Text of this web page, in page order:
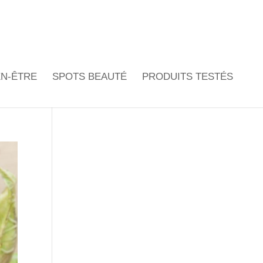
ÊTRE SPOTS BEAUTÉ PRODUITS TESTÉS